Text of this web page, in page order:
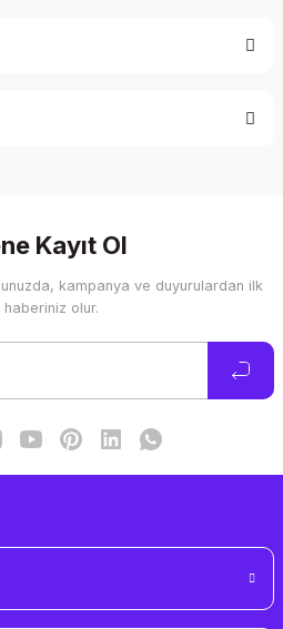
ederiz.
veya görüntülenemiyor.
Kayıt Ol
kampanya ve duyurulardan ilk
haberiniz olur.